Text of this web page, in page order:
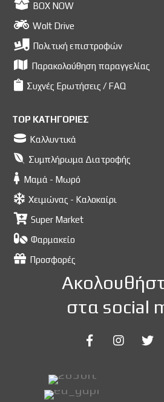
BOX NOW
Wolt Drive
Πολιτική επιστροφών
Παρακολούθηση παραγγελίας
Συχνές Ερωτήσεις / FAQ
TOP ΚΑΤΗΓΟΡΙΕΣ
Καλλυντικά
Συμπλήρωμα Διατροφής
Μαμά - Μωρό
Χειμώνας - Καλοκαίρι
Super Market
Φαρμακείο
Προσφορές
στα social